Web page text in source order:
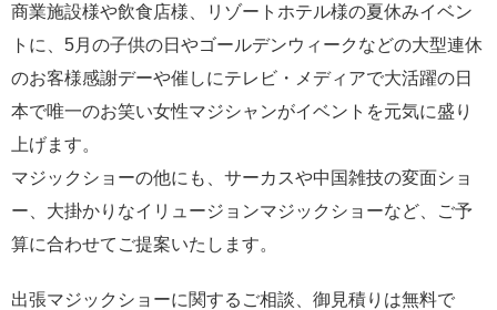
商業施設様や飲食店様、リゾートホテル様の夏休みイベン
トに、5月の子供の日やゴールデンウィークなどの大型連休
のお客様感謝デーや催しにテレビ・メディアで大活躍の日
本で唯一のお笑い女性マジシャンがイベントを元気に盛り
上げます。
マジックショーの他にも、サーカスや中国雑技の変面ショ
ー、大掛かりなイリュージョンマジックショーなど、ご予
算に合わせてご提案いたします。
出張マジックショーに関するご相談、御見積りは無料で